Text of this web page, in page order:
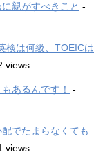
親がすべきこと -
検は何級、TOEICは
views
あるんです！
-
でたまらなくても
views